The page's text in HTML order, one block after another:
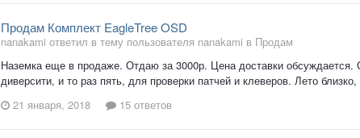
Продам Комплект EagleTree OSD
nanakami ответил в тему пользователя nanakami в Продам
Наземка еще в продаже. Отдаю за 3000р. Цена доставки обсуждается.
диверсити, и то раз пять, для проверки патчей и клеверов. Лето
21 января, 2018
15 ответов